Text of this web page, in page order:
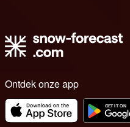
Ontdek onze app